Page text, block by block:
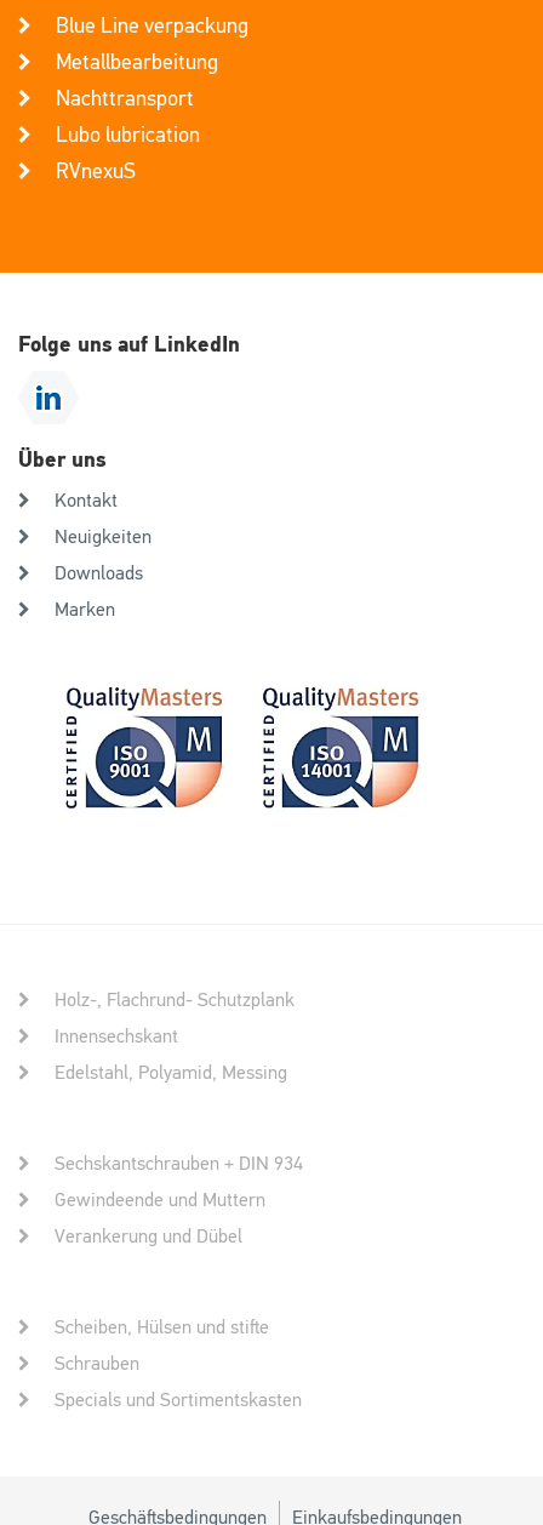
Blue Line verpackung
Metallbearbeitung
Nachttransport
Lubo lubrication
RVnexuS
Folge uns auf LinkedIn
Über uns
Kontakt
Neuigkeiten
Downloads
Marken
Holz-, Flachrund- Schutzplank
Innensechskant
Edelstahl, Polyamid, Messing
Sechskantschrauben + DIN 934
Gewindeende und Muttern
Verankerung und Dübel
Scheiben, Hülsen und stifte
Schrauben
Specials und Sortimentskasten
Geschäftsbedingungen Einkaufsbedingungen